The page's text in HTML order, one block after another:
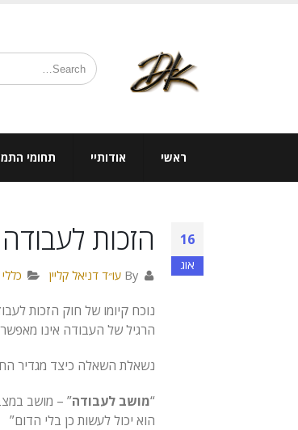
ראשי אודותיי תחומי
16
אוג
הזכות
By עו״ד דניאל קליין כללי
נוכח קיומו של חוק הזכות לעבודה
הרגיל של העבודה אינו
נשאלת השאלה כיצד מגדיר החוק
“מושב לעבודה” – מושב
הוא יכול לעשות כן בלי הדום”